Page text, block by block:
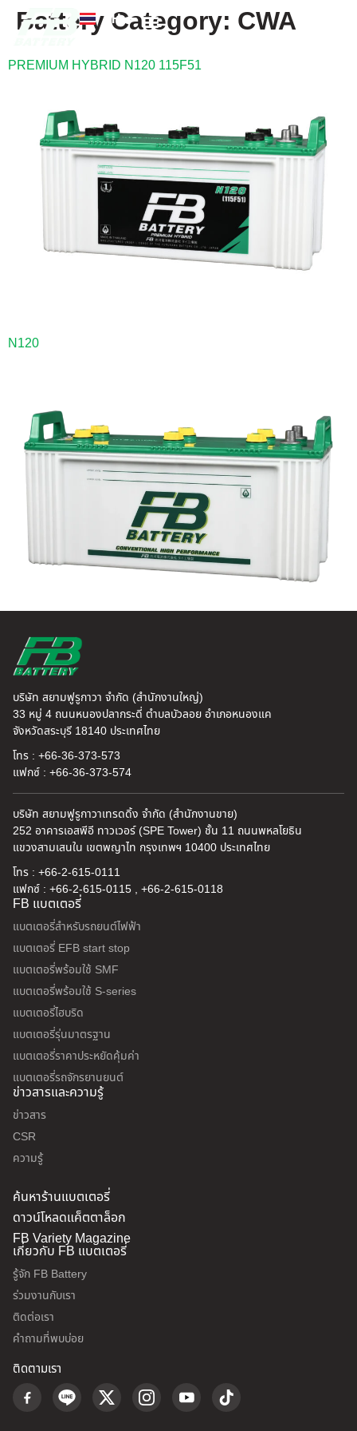
TH
EN
Battery Category: CWA
PREMIUM HYBRID N120 115F51
N120
บริษัท สยามฟูรูกาวา จำกัด (สำนักงานใหญ่)
33 หมู่ 4 ถนนหนองปลากระดี่ ตำบลบัวลอย อำเภอหนองแค
จังหวัดสระบุรี 18140 ประเทศไทย
โทร : +66-36-373-573
แฟกซ์ : +66-36-373-574
บริษัท สยามฟูรูกาวาเทรดดิ้ง จำกัด (สำนักงานขาย)
252 อาคารเอสพีอี ทาวเวอร์ (SPE Tower) ชั้น 11 ถนนพหลโยธิน
แขวงสามเสนใน เขตพญาไท กรุงเทพฯ 10400 ประเทศไทย
โทร : +66-2-615-0111
แฟกซ์ : +66-2-615-0115 , +66-2-615-0118
FB แบตเตอรี่
แบตเตอรี่สำหรับรถยนต์ไฟฟ้า
แบตเตอรี่ EFB start stop
แบตเตอรี่พร้อมใช้ SMF
แบตเตอรี่พร้อมใช้ S-series
แบตเตอรี่ไฮบริด
แบตเตอรี่รุ่นมาตรฐาน
แบตเตอรี่ราคาประหยัดคุ้มค่า
แบตเตอรี่รถจักรยานยนต์
ข่าวสารและความรู้
ข่าวสาร
CSR
ความรู้
ค้นหาร้านแบตเตอรี่
ดาวน์โหลดแค็ตตาล็อก
FB Variety Magazine
เกี่ยวกับ FB แบตเตอรี่
รู้จัก FB Battery
ร่วมงานกับเรา
ติดต่อเรา
คำถามที่พบบ่อย
ติดตามเรา